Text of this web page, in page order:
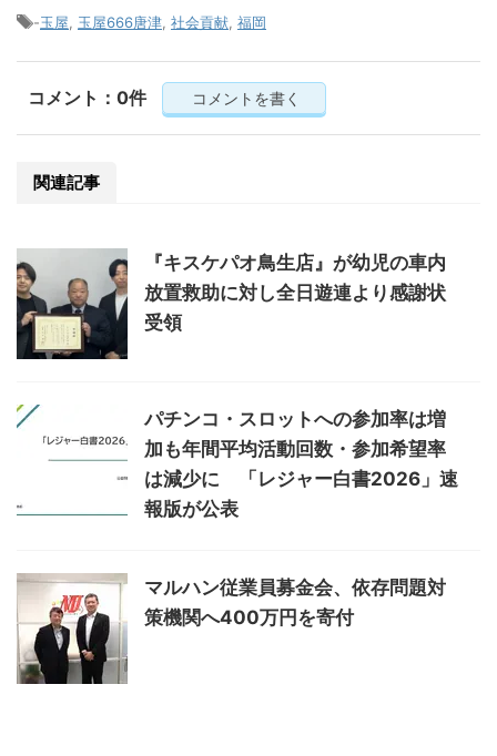
-玉屋 玉屋666唐津 社会貢献 福岡
コメント：0件 コメントを書く
関連記事
『キスケパオ鳥生店』が幼児の車内
放置救助に対し全日遊連より感謝状
受領
パチンコ・スロットへの参加率は増
加も年間平均活動回数・参加希望率
は減少に 「レジャー白書2026」速
報版が公表
マルハン従業員募金会、依存問題対
策機関へ400万円を寄付